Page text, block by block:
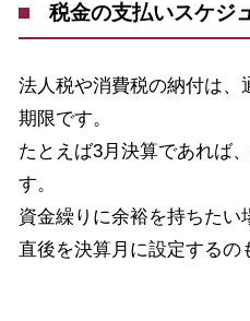
税金の支払いスケジ
法人税や消費税の納付は、
期限です。
たとえば3月決算であれば
す。
資金繰りに余裕を持ちた
直後を決算月に設定するの